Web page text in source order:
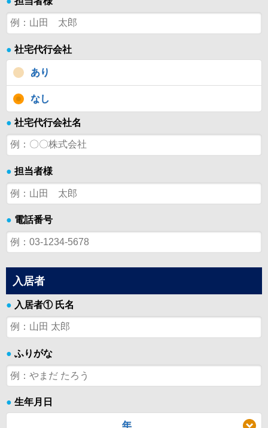
● 社宅代行会社
あり
なし
● 社宅代行会社名
● 担当者様
● 電話番号
入居者
● 入居者① 氏名
● ふりがな
● 生年月日
年